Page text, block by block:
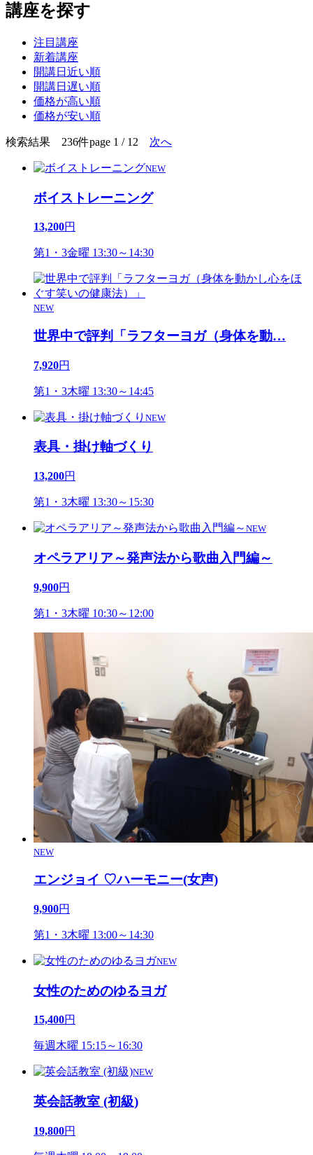
講座を探す
注目講座
新着講座
開講日近い順
開講日遅い順
価格が高い順
価格が安い順
検索結果 236件page 1 / 12 次へ
NEW
ボイストレーニング
13,200円
第1・3金曜 13:30～14:30
NEW
世界中で評判「ラフターヨガ（身体を動…
7,920円
第1・3木曜 13:30～14:45
NEW
表具・掛け軸づくり
13,200円
第1・3木曜 13:30～15:30
NEW
オペラアリア～発声法から歌曲入門編～
9,900円
第1・3木曜 10:30～12:00
NEW
エンジョイ ♡ハーモニー(女声)
9,900円
第1・3木曜 13:00～14:30
NEW
女性のためのゆるヨガ
15,400円
毎週木曜 15:15～16:30
NEW
英会話教室 (初級)
19,800円